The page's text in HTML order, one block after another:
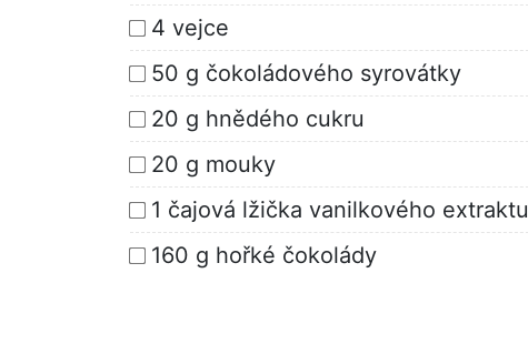
4 vejce
50 g čokoládového syrovátky
20 g hnědého cukru
20 g mouky
1 čajová lžička vanilkového extraktu
160 g hořké čokolády